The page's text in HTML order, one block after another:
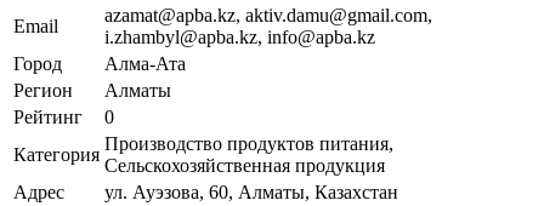
Email
azamat@apba.kz, aktiv.damu@gmail.com,
i.zhambyl@apba.kz, info@apba.kz
Город
Алма-Ата
Регион
Алматы
Рейтинг
0
Категория
Производство продуктов питания,
Сельскохозяйственная продукция
Адрес
ул. Ауэзова, 60, Алматы, Казахстан